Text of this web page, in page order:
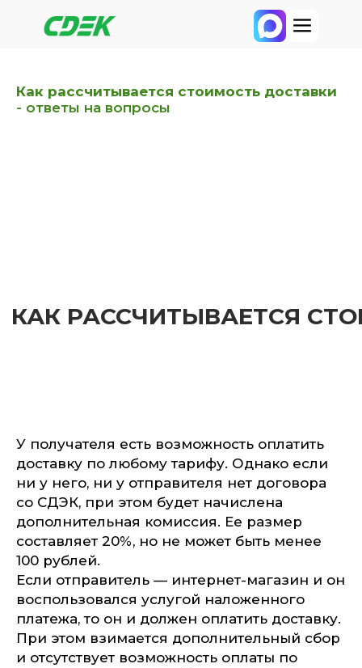
Как рассчитывается стоимость доставки
- ответы на вопросы
У получателя есть возможность оплатить
доставку по любому тарифу. Однако если
ни у него, ни у отправителя нет договора
со СДЭК, при этом будет начислена
дополнительная комиссия. Ее размер
составляет 20%, но не может быть менее
100 рублей.
Если отправитель — интернет-магазин и он
воспользовался услугой наложенного
платежа, то он и должен оплатить доставку.
При этом взимается дополнительный сбор
и отсутствует возможность оплаты по